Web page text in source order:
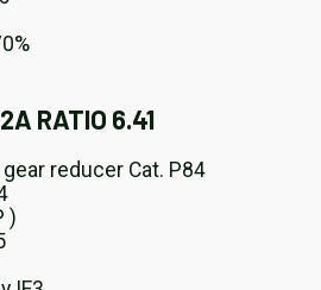
RATIO 6.41
reducer Cat. P84
)